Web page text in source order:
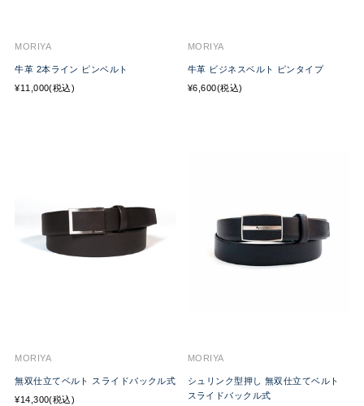
MORIYA
牛革 2本ライン ピンベルト
¥11,000(税込)
MORIYA
牛革 ビジネスベルト ピンタイプ
¥6,600(税込)
MORIYA
無双仕立てベルト スライドバックル式
¥14,300(税込)
MORIYA
シュリンク型押し 無双仕立てベルト
スライドバックル式